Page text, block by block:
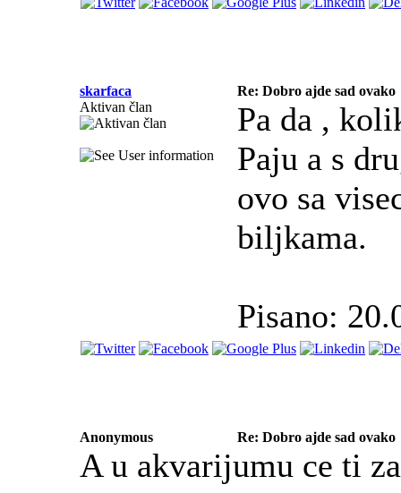
skarfaca
Re: Dobro ajde sad ovako
Aktivan član
Pa da ,
Paju a s
ovo sa
biljkama.
Pisano:
Anonymous Re: Dobro ajde sad ovako
A u akvarijumu ce ti